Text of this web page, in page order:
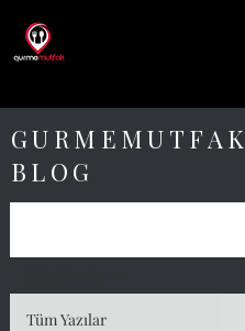
GURMEMUTFAK
BLOG
Tüm Yazılar